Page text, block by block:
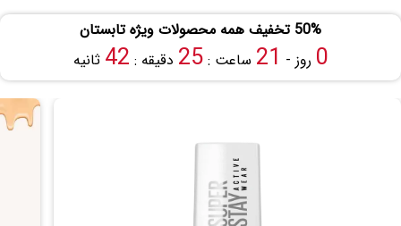
50% تخفیف همه محصولات ویژه تابستان
0 روز - 21 ساعت :25 دقیقه : 41 ثانیه